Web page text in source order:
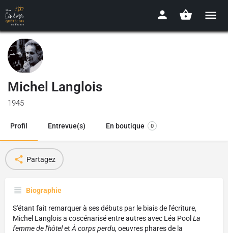
Michel Langlois
1945
Profil Entrevue(s) En boutique 0
Partagez
Biographie
S'étant fait remarquer à ses débuts par le biais de l'écriture,
Michel Langlois a coscénarisé entre autres avec Léa Pool La
femme de l'hôtelet À corps perdu, oeuvres phares de la